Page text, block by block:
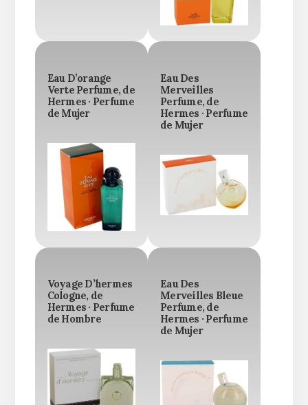
Eau D’orange
Verte Perfume, de
Hermes · Perfume
de Mujer
Eau Des
Merveilles
Perfume, de
Hermes · Perfume
de Mujer
Voyage D’hermes
Cologne, de
Hermes · Perfume
de Hombre
Eau Des
Merveilles Bleue
Perfume, de
Hermes · Perfume
de Mujer